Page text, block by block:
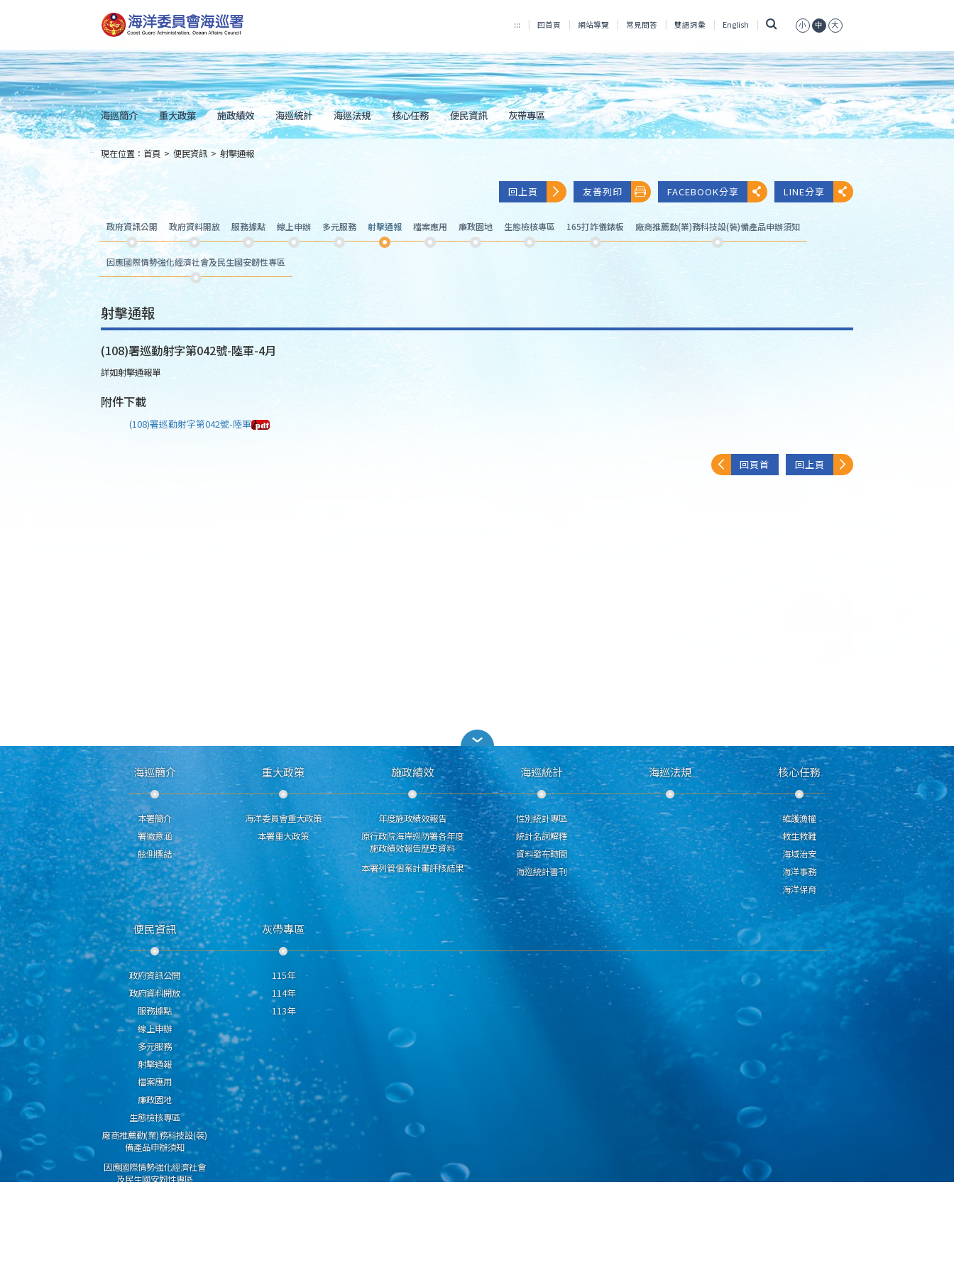
到
主
內
容
Skip
to
main
content
::: 回首頁 網站導覽 常見問答 雙語詞彙 English 小 中 大
海巡簡介 重大政策 施政績效 海巡統計 海巡法規 核心任務 便民資訊 灰帶專區
::: 現在位置： 首頁 > 便民資訊 > 射擊通報
回上頁 友善列印 FACEBOOK分享 LINE分享
政府資訊公開 政府資料開放 服務據點 線上申辦 多元服務 射擊通報 檔案應用 廉政園地 生態檢核專區 165打詐儀錶板 廠商推薦勤(業)務科技設(裝)備產品申辦須知
因應國際情勢強化經濟社會及民生國安韌性專區
射擊通報
(108)署巡勤射字第042號-陸軍-4月
詳如射擊通報單
附件下載
(108)署巡勤射字第042號-陸軍
回頁首 回上頁
海巡簡介
本署簡介
署徽意涵
舷側標誌
重大政策
海洋委員會重大政策
本署重大政策
施政績效
年度施政績效報告
原行政院海岸巡防署各年度
施政績效報告歷史資料
本署列管個案計畫評核結果
海巡統計
性別統計專區
統計名詞解釋
資料發布時間
海巡統計書刊
海巡法規 核心任務
維護漁權
救生救難
海域治安
海洋事務
海洋保育
便民資訊
政府資訊公開
政府資料開放
服務據點
線上申辦
多元服務
射擊通報
檔案應用
廉政園地
生態檢核專區
廠商推薦勤(業)務科技設(裝)
備產品申辦須知
因應國際情勢強化經濟社會
及民生國安韌性專區
灰帶專區
115年
114年
113年